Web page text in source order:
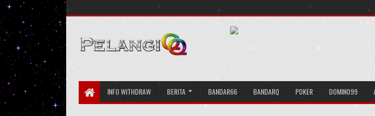
INFO WITHDRAW BERITA BANDAR66 BANDARQ POKER DOMINO99